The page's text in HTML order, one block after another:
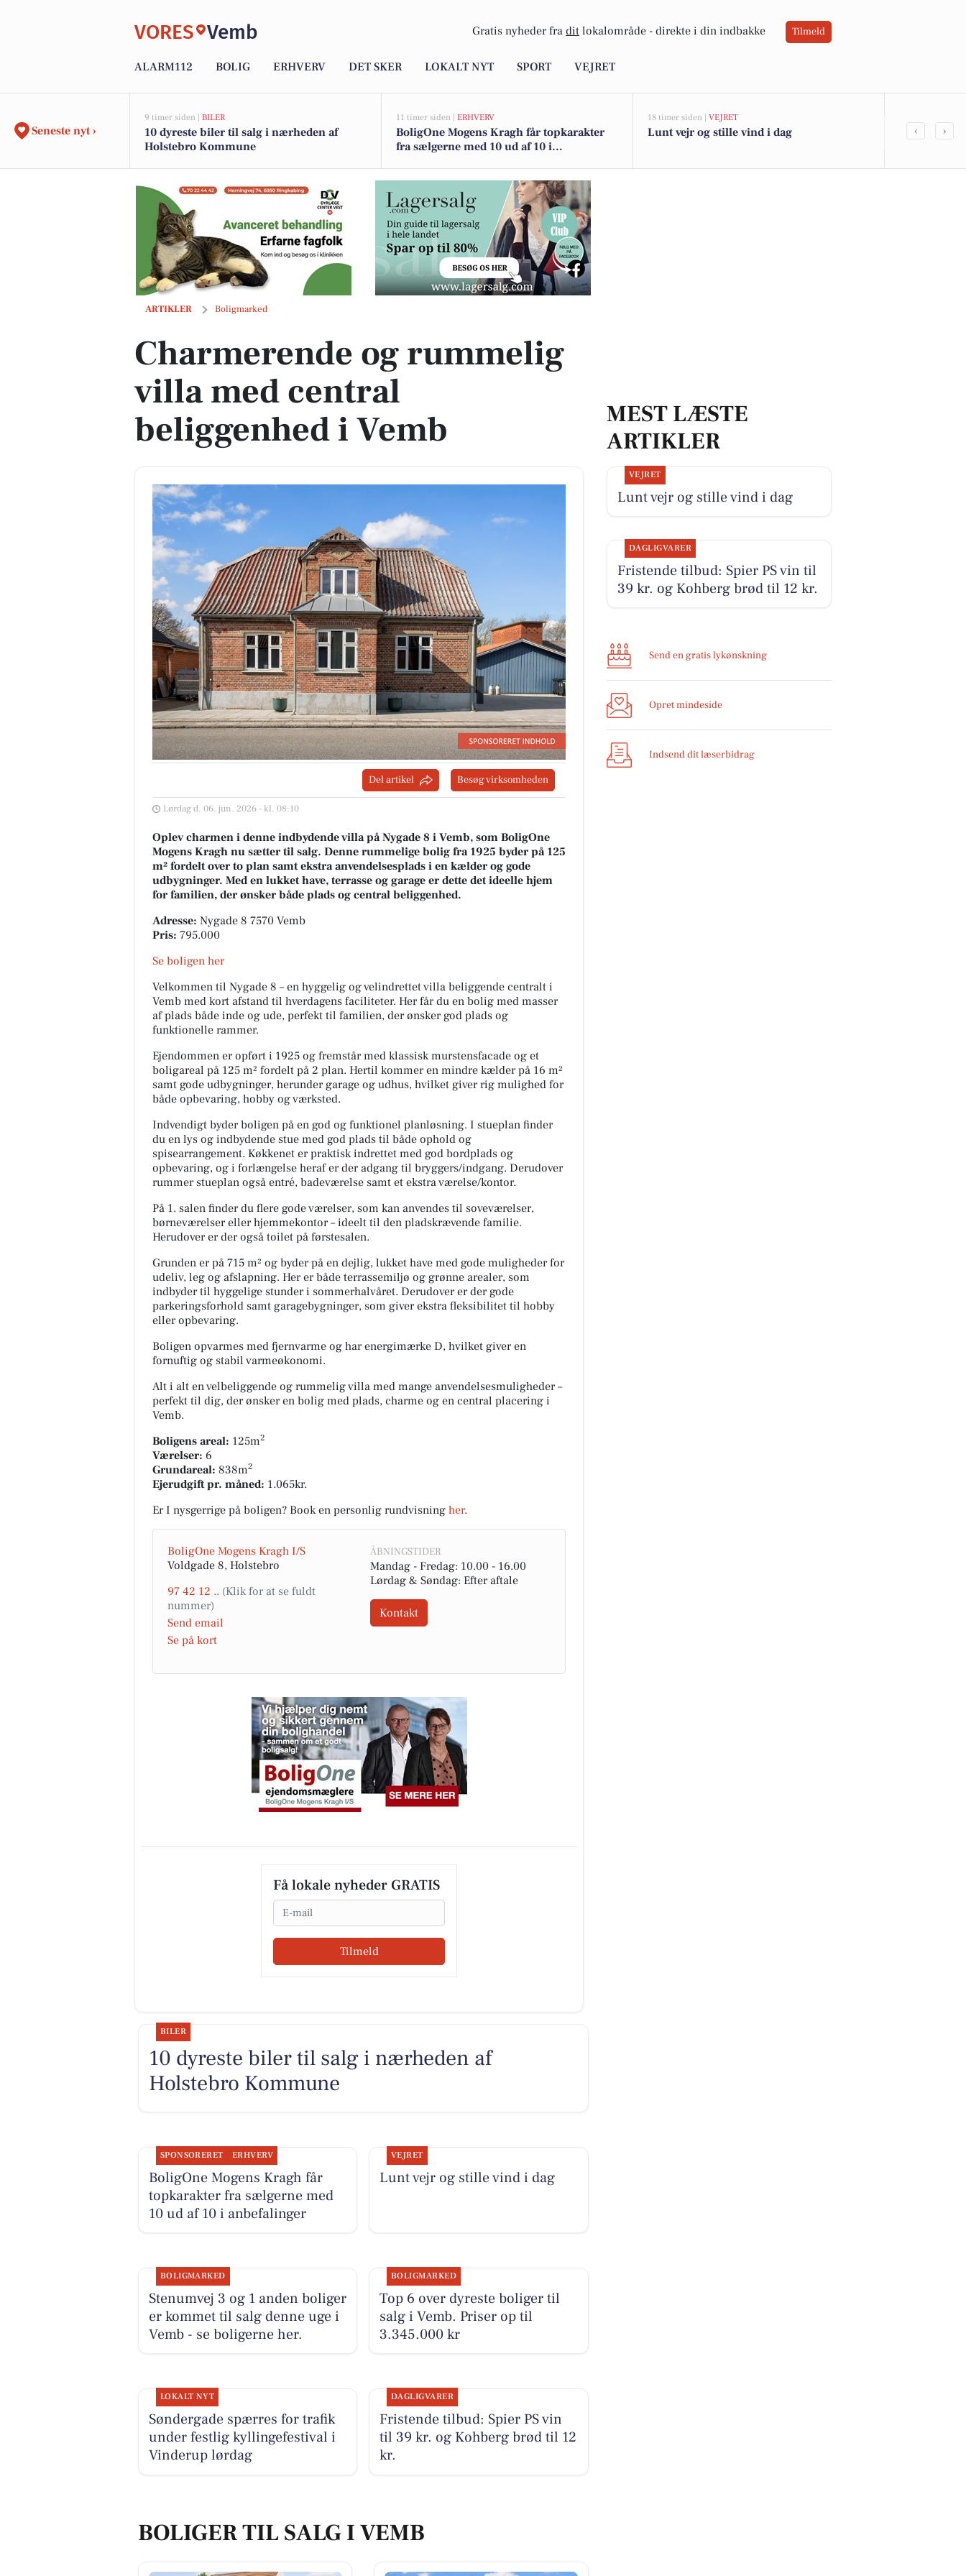
VORES Vemb Gratis nyheder fra dit lokalområde - direkte i din indbakke Tilmeld
ALARM112 BOLIG ERHVERV DET SKER LOKALT NYT SPORT VEJRET
Seneste nyt ›
9 timer siden | BILER
10 dyreste biler til salg i nærheden af
Holstebro Kommune
11 timer siden | ERHVERV
BoligOne Mogens Kragh får topkarakter
fra sælgerne med 10 ud af 10 i
18 timer siden | VEJRET
Lunt vejr og stille vind i dag
Stenumvej
‹ ›
ARTIKLER Boligmarked
Charmerende og rummelig villa med central beliggenhed i Vemb
Charmerende og rummelig
villa med central
beliggenhed i Vemb
Del artikel Besøg virksomheden
Lørdag d. 06. jun. 2026 - kl. 08:10
Oplev charmen i denne indbydende villa på Nygade 8 i Vemb, som BoligOne
Mogens Kragh nu sætter til salg. Denne rummelige bolig fra 1925 byder på 125
m² fordelt over to plan samt ekstra anvendelsesplads i en kælder og gode
udbygninger. Med en lukket have, terrasse og garage er dette det ideelle hjem
for familien, der ønsker både plads og central beliggenhed.
Adresse: Nygade 8 7570 Vemb
Pris: 795.000
Se boligen her
Velkommen til Nygade 8 – en hyggelig og velindrettet villa beliggende centralt i
Vemb med kort afstand til hverdagens faciliteter. Her får du en bolig med masser
af plads både inde og ude, perfekt til familien, der ønsker god plads og
funktionelle rammer.
Ejendommen er opført i 1925 og fremstår med klassisk murstensfacade og et
boligareal på 125 m² fordelt på 2 plan. Hertil kommer en mindre kælder på 16 m²
samt gode udbygninger, herunder garage og udhus, hvilket giver rig mulighed for
både opbevaring, hobby og værksted.
Indvendigt byder boligen på en god og funktionel planløsning. I stueplan finder
du en lys og indbydende stue med god plads til både ophold og
spisearrangement. Køkkenet er praktisk indrettet med god bordplads og
opbevaring, og i forlængelse heraf er der adgang til bryggers/indgang. Derudover
rummer stueplan også entré, badeværelse samt et ekstra værelse/kontor.
På 1. salen finder du flere gode værelser, som kan anvendes til soveværelser,
børneværelser eller hjemmekontor – ideelt til den pladskrævende familie.
Herudover er der også toilet på førstesalen.
Grunden er på 715 m² og byder på en dejlig, lukket have med gode muligheder for
udeliv, leg og afslapning. Her er både terrassemiljø og grønne arealer, som
indbyder til hyggelige stunder i sommerhalvåret. Derudover er der gode
parkeringsforhold samt garagebygninger, som giver ekstra fleksibilitet til hobby
eller opbevaring.
Boligen opvarmes med fjernvarme og har energimærke D, hvilket giver en
fornuftig og stabil varmeøkonomi.
Alt i alt en velbeliggende og rummelig villa med mange anvendelsesmuligheder –
perfekt til dig, der ønsker en bolig med plads, charme og en central placering i
Vemb.
Boligens areal: 125m2
Værelser: 6
Grundareal: 838m2
Ejerudgift pr. måned: 1.065kr.
Er I nysgerrige på boligen? Book en personlig rundvisning her.
BoligOne Mogens Kragh I/S
Voldgade 8, Holstebro
97 42 12 ..
Send email
Se på kort
ÅBNINGSTIDER
Mandag - Fredag: 10.00 - 16.00
Lørdag & Søndag: Efter aftale
Kontakt
Få lokale nyheder GRATIS
Email
Tilmeld
MEST LÆSTE
ARTIKLER
VEJRET
Lunt vejr og stille vind i dag
DAGLIGVARER
Fristende tilbud: Spier PS vin til
39 kr. og Kohberg brød til 12 kr.
Send en gratis lykønskning
Opret mindeside
Indsend dit læserbidrag
BILER
10 dyreste biler til salg i nærheden af
Holstebro Kommune
SPONSORERET ERHVERV
BoligOne Mogens Kragh får
topkarakter fra sælgerne med
10 ud af 10 i anbefalinger
VEJRET
Lunt vejr og stille vind i dag
BOLIGMARKED
Stenumvej 3 og 1 anden boliger
er kommet til salg denne uge i
Vemb - se boligerne her.
BOLIGMARKED
Top 6 over dyreste boliger til
salg i Vemb. Priser op til
3.345.000 kr
LOKALT NYT
Søndergade spærres for trafik
under festlig kyllingefestival i
Vinderup lørdag
DAGLIGVARER
Fristende tilbud: Spier PS vin
til 39 kr. og Kohberg brød til 12
kr.
BOLIGER TIL SALG I VEMB